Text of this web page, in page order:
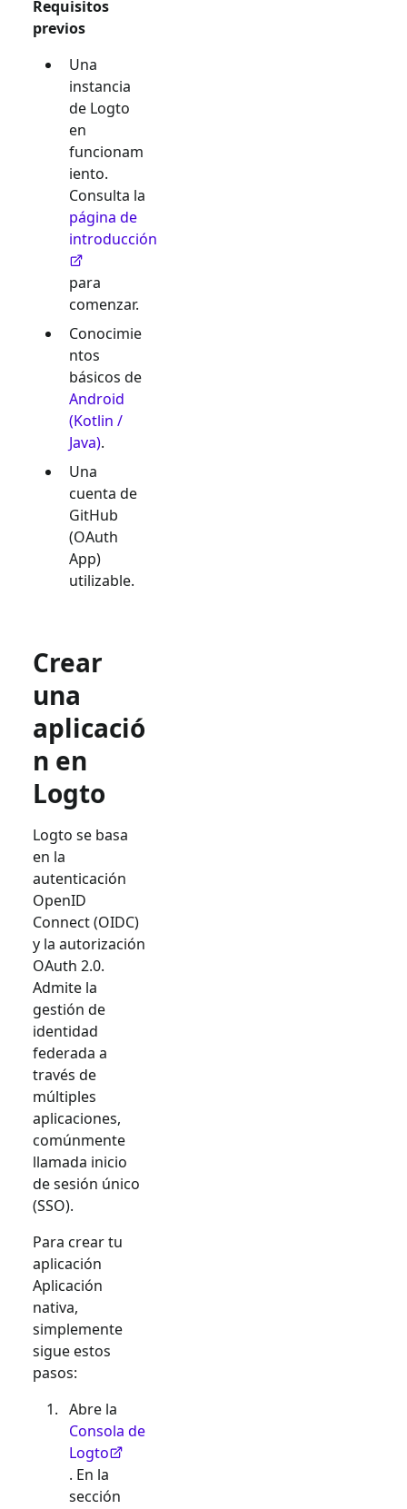
Requisitos
previos
Una
instancia
de Logto
en
funcionam
iento.
Consulta la
página de
introducción
para
comenzar.
Conocimie
ntos
básicos de
Android
(Kotlin /
Java).
Una
cuenta de
GitHub
(OAuth
App)
utilizable.
Crear
una
aplicació
n en
Logto
Logto se basa
en la
autenticación
OpenID
Connect (OIDC)
y la autorización
OAuth 2.0.
Admite la
gestión de
identidad
federada a
través de
múltiples
aplicaciones,
comúnmente
llamada inicio
de sesión único
(SSO).
Para crear tu
aplicación
Aplicación
nativa,
simplemente
sigue estos
pasos:
Abre la
Consola de
Logto
. En la
sección